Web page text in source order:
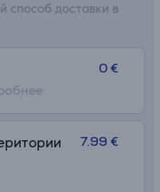
способ доставки в
0 €
7.99 €